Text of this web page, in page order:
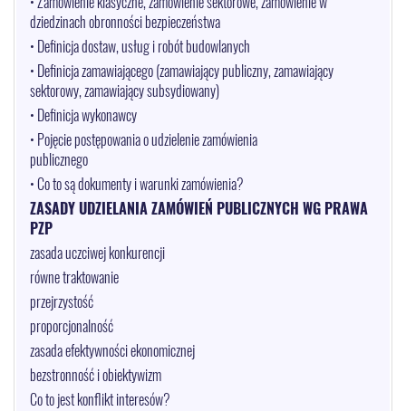
dziedzinach obronności bezpieczeństwa
• Definicja dostaw, usług i robót budowlanych
• Definicja zamawiającego (zamawiający publiczny, zamawiający
sektorowy, zamawiający subsydiowany)
• Definicja wykonawcy
• Pojęcie postępowania o udzielenie zamówienia
publicznego
• Co to są dokumenty i warunki zamówienia?
ZASADY UDZIELANIA ZAMÓWIEŃ PUBLICZNYCH WG PRAWA
PZP
zasada uczciwej konkurencji
równe traktowanie
przejrzystość
proporcjonalność
zasada efektywności ekonomicznej
bezstronność i obiektywizm
Co to jest konflikt interesów?